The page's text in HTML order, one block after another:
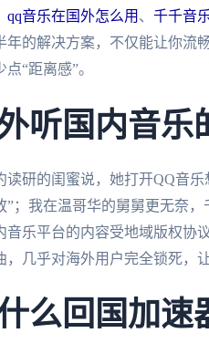
qq音乐在国外怎么用 、 千千音
年的解决方案，不仅能让你流
点“距离感”。
听国内音乐
读研的闺蜜说，她打开QQ音
”；我在温哥华的舅舅更无奈
音乐平台的内容受地域版权协
，几乎对海外用户完全锁死，
么回国加速